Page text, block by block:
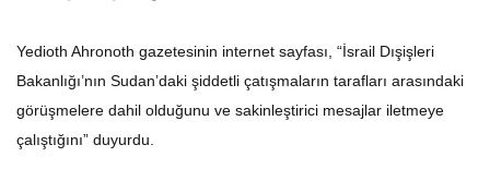
Yedioth Ahronoth gazetesinin internet sayfası, “İsrail Dışişleri
Bakanlığı’nın Sudan’daki şiddetli çatışmaların tarafları arasındaki
görüşmelere dahil olduğunu ve sakinleştirici mesajlar iletmeye
çalıştığını” duyurdu.